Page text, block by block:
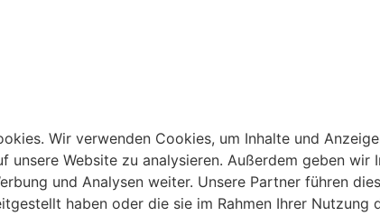
Wir verwenden Cookies, um Inhalte und
unsere Website zu analysieren. Außerdem geben
und Analysen weiter. Unsere Partner führen
haben oder die sie im Rahmen Ihrer Nutzung